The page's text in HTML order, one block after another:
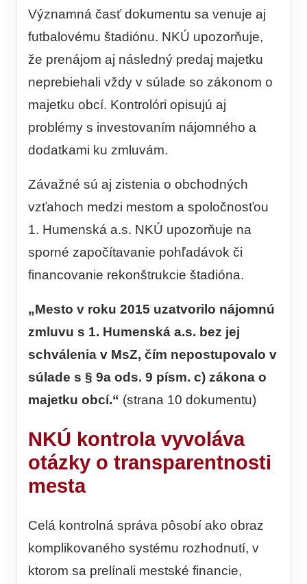
Významná časť dokumentu sa venuje aj
futbalovému štadiónu. NKÚ upozorňuje,
že prenájom aj následný predaj majetku
neprebiehali vždy v súlade so zákonom o
majetku obcí. Kontrolóri opisujú aj
problémy s investovaním nájomného a
dodatkami ku zmluvám.
Závažné sú aj zistenia o obchodných
vzťahoch medzi mestom a spoločnosťou
1. Humenská a.s. NKÚ upozorňuje na
sporné započítavanie pohľadávok či
financovanie rekonštrukcie štadióna.
„Mesto v roku 2015 uzatvorilo nájomnú
zmluvu s 1. Humenská a.s. bez jej
schválenia v MsZ, čím nepostupovalo v
súlade s § 9a ods. 9 písm. c) zákona o
majetku obcí.“ (strana 10 dokumentu)
NKÚ kontrola vyvoláva
otázky o transparentnosti
mesta
Celá kontrolná správa pôsobí ako obraz
komplikovaného systému rozhodnutí, v
ktorom sa prelínali mestské financie,